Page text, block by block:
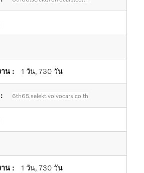
1 วัน, 730 วัน
6th65.selekt.volvocars.co.th
1 วัน, 730 วัน